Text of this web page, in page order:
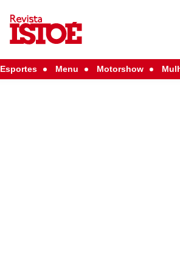
Esportes Menu Motorshow